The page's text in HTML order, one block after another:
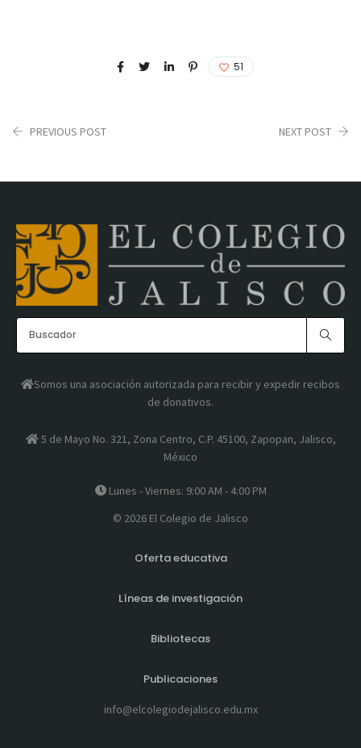
51
PREVIOUS POST NEXT POST
Somos una asociación autorizada para recibir y expedir recibos
de donativos.
5 de Mayo No. 321, Zona Centro, C.P. 45100, Zapopan, Jalisco,
México
Lunes - Viernes: 9:00 AM - 4:00 PM
© 2026 El Colegio de Jalisco
Oferta educativa
Líneas de investigación
Bibliotecas
Publicaciones
info@elcolegiodejalisco.edu.mx